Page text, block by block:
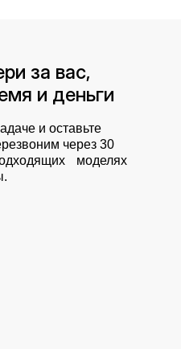
и оставьте
через 30
моделях
за вас,
и деньги